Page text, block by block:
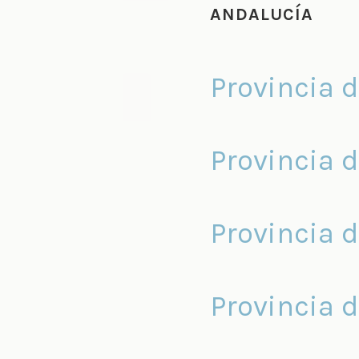
ANDALUCÍA
Provincia
Provincia
Provincia
Provincia